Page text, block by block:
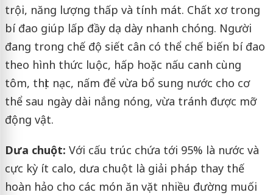
trội, năng lượng thấp và tính mát. Chất xơ trong
bí đao giúp lấp đầy dạ dày nhanh chóng. Người
đang trong chế độ siết cân có thể chế biến bí đao
theo hình thức luộc, hấp hoặc nấu canh cùng
tôm, thịt nạc, nấm để vừa bổ sung nước cho cơ
thể sau ngày dài nắng nóng, vừa tránh được mỡ
động vật.
Dưa chuột: Với cấu trúc chứa tới 95% là nước và
cực kỳ ít calo, dưa chuột là giải pháp thay thế
hoàn hảo cho các món ăn vặt nhiều đường muối